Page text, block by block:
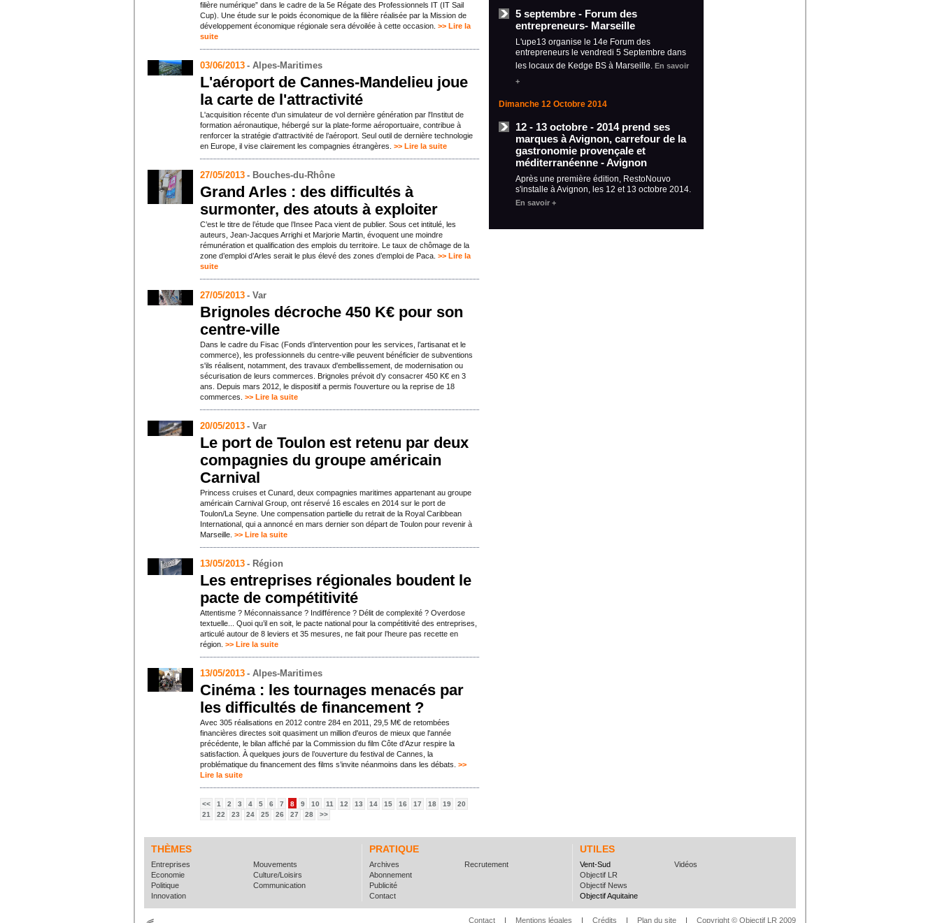
filière numérique” dans le cadre de la 5e Régate des Professionnels IT (IT Sail
Cup). Une étude sur le poids économique de la filière réalisée par la Mission de
développement économique régionale sera dévoilée à cette occasion. >> Lire la
suite
03/06/2013 - Alpes-Maritimes
L'aéroport de Cannes-Mandelieu joue
la carte de l'attractivité
L'acquisition récente d'un simulateur de vol dernière génération par l'Institut de
formation aéronautique, hébergé sur la plate-forme aéroportuaire, contribue à
renforcer la stratégie d'attractivité de l’aéroport. Seul outil de dernière technologie
en Europe, il vise clairement les compagnies étrangères. >> Lire la suite
27/05/2013 - Bouches-du-Rhône
Grand Arles : des difficultés à
surmonter, des atouts à exploiter
C’est le titre de l’étude que l’Insee Paca vient de publier. Sous cet intitulé, les
auteurs, Jean-Jacques Arrighi et Marjorie Martin, évoquent une moindre
rémunération et qualification des emplois du territoire. Le taux de chômage de la
zone d’emploi d’Arles serait le plus élevé des zones d’emploi de Paca. >> Lire la
suite
27/05/2013 - Var
Brignoles décroche 450 K€ pour son
centre-ville
Dans le cadre du Fisac (Fonds d’intervention pour les services, l’artisanat et le
commerce), les professionnels du centre-ville peuvent bénéficier de subventions
s'ils réalisent, notamment, des travaux d'embellissement, de modernisation ou
sécurisation de leurs commerces. Brignoles prévoit d’y consacrer 450 K€ en 3
ans. Depuis mars 2012, le dispositif a permis l'ouverture ou la reprise de 18
commerces. >> Lire la suite
20/05/2013 - Var
Le port de Toulon est retenu par deux
compagnies du groupe américain
Carnival
Princess cruises et Cunard, deux compagnies maritimes appartenant au groupe
américain Carnival Group, ont réservé 16 escales en 2014 sur le port de
Toulon/La Seyne. Une compensation partielle du retrait de la Royal Caribbean
International, qui a annoncé en mars dernier son départ de Toulon pour revenir à
Marseille. >> Lire la suite
13/05/2013 - Région
Les entreprises régionales boudent le
pacte de compétitivité
Attentisme ? Méconnaissance ? Indifférence ? Délit de complexité ? Overdose
textuelle... Quoi qu’il en soit, le pacte national pour la compétitivité des entreprises,
articulé autour de 8 leviers et 35 mesures, ne fait pour l’heure pas recette en
région. >> Lire la suite
13/05/2013 - Alpes-Maritimes
Cinéma : les tournages menacés par
les difficultés de financement ?
Avec 305 réalisations en 2012 contre 284 en 2011, 29,5 M€ de retombées
financières directes soit quasiment un million d'euros de mieux que l'année
précédente, le bilan affiché par la Commission du film Côte d'Azur respire la
satisfaction. À quelques jours de l’ouverture du festival de Cannes, la
problématique du financement des films s’invite néanmoins dans les débats. >>
Lire la suite
<< 1 2 3 4 5 6 7 8 9 10 11 12 13 14 15 16 17 18 19
20
21
22 23 24 25 26 27 28 >>
5 septembre - Forum des
entrepreneurs- Marseille
L'upe13 organise le 14e Forum des
entrepreneurs le vendredi 5 Septembre dans
les locaux de Kedge BS à Marseille. En savoir
+
Dimanche 12 Octobre 2014
12 - 13 octobre - 2014 prend ses
marques à Avignon, carrefour de la
gastronomie provençale et
méditerranéenne - Avignon
Après une première édition, RestoNouvo
s'installe à Avignon, les 12 et 13 octobre 2014.
En savoir +
THÈMES PRATIQUE UTILES
Entreprises
Economie
Politique
Innovation
Mouvements
Culture/Loisirs
Communication
Archives
Abonnement
Publicité
Contact
Recrutement
Vent-Sud
Objectif LR
Objectif News
Objectif Aquitaine
Vidéos
Contact | Mentions légales | Crédits | Plan du site | Copyright © Objectif LR 2009